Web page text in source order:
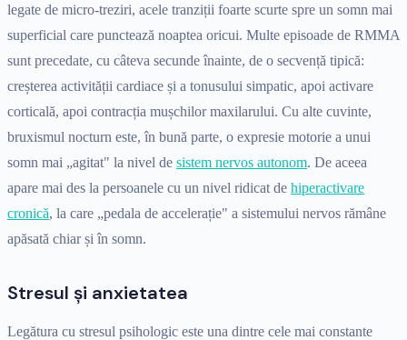
legate de micro-treziri, acele tranziții foarte scurte spre un somn mai
superficial care punctează noaptea oricui. Multe episoade de RMMA
sunt precedate, cu câteva secunde înainte, de o secvență tipică:
creșterea activității cardiace și a tonusului simpatic, apoi activare
corticală, apoi contracția mușchilor maxilarului. Cu alte cuvinte,
bruxismul nocturn este, în bună parte, o expresie motorie a unui
somn mai „agitat" la nivel de sistem nervos autonom. De aceea
apare mai des la persoanele cu un nivel ridicat de hiperactivare
cronică, la care „pedala de accelerație" a sistemului nervos rămâne
apăsată chiar și în somn.
Stresul și anxietatea
Legătura cu stresul psihologic este una dintre cele mai constante